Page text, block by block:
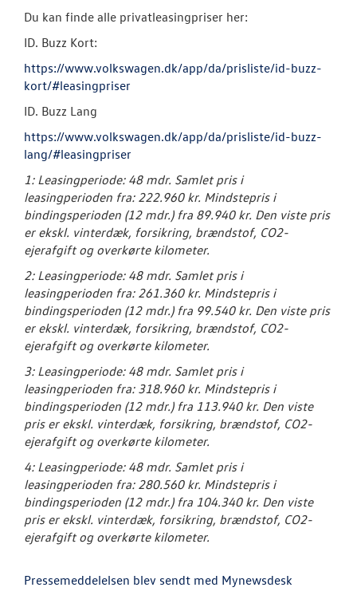
Du kan finde alle privatleasingpriser her:
ID. Buzz Kort:
https://www.volkswagen.dk/app/da/prisliste/id-buzz-
kort/#leasingpriser
ID. Buzz Lang
https://www.volkswagen.dk/app/da/prisliste/id-buzz-
lang/#leasingpriser
1: Leasingperiode: 48 mdr. Samlet pris i
leasingperioden fra: 222.960 kr. Mindstepris i
bindingsperioden (12 mdr.) fra 89.940 kr. Den viste pris
er ekskl. vinterdæk, forsikring, brændstof, CO2-
ejerafgift og overkørte kilometer.
2: Leasingperiode: 48 mdr. Samlet pris i
leasingperioden fra: 261.360 kr. Mindstepris i
bindingsperioden (12 mdr.) fra 99.540 kr. Den viste pris
er ekskl. vinterdæk, forsikring, brændstof, CO2-
ejerafgift og overkørte kilometer.
3: Leasingperiode: 48 mdr. Samlet pris i
leasingperioden fra: 318.960 kr. Mindstepris i
bindingsperioden (12 mdr.) fra 113.940 kr. Den viste
pris er ekskl. vinterdæk, forsikring, brændstof, CO2-
ejerafgift og overkørte kilometer.
4: Leasingperiode: 48 mdr. Samlet pris i
leasingperioden fra: 280.560 kr. Mindstepris i
bindingsperioden (12 mdr.) fra 104.340 kr. Den viste
pris er ekskl. vinterdæk, forsikring, brændstof, CO2-
ejerafgift og overkørte kilometer.
Pressemeddelelsen blev sendt med Mynewsdesk